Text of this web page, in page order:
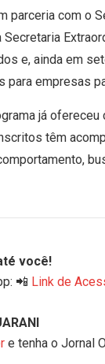
parceria com o
e, ainda em
para empresas
já
têm
você!
📲 Link de
e tenha o Jornal